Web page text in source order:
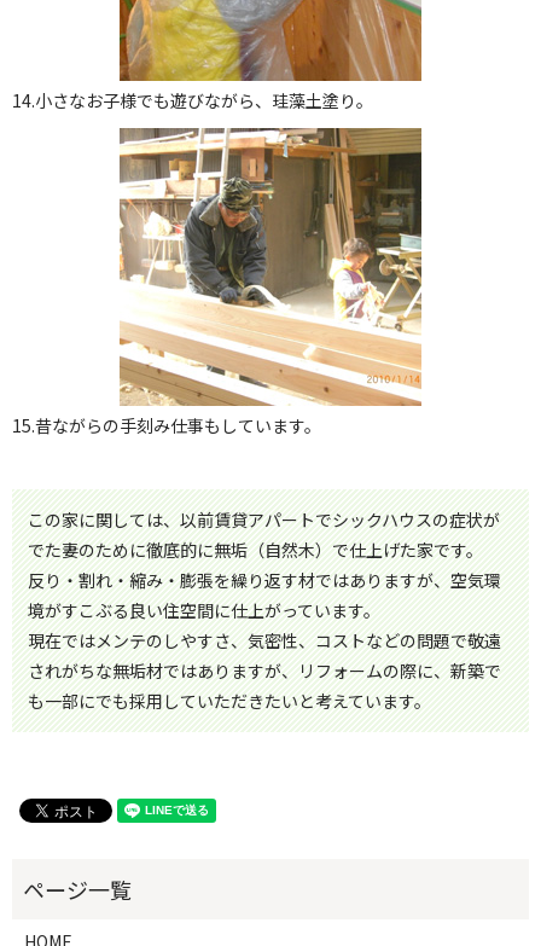
14.小さなお子様でも遊びながら、珪藻土塗り。
15.昔ながらの手刻み仕事もしています。
この家に関しては、以前賃貸アパートでシックハウスの症状が
でた妻のために徹底的に無垢（自然木）で仕上げた家です。
反り・割れ・縮み・膨張を繰り返す材ではありますが、空気環
境がすこぶる良い住空間に仕上がっています。
現在ではメンテのしやすさ、気密性、コストなどの問題で敬遠
されがちな無垢材ではありますが、リフォームの際に、新築で
も一部にでも採用していただきたいと考えています。